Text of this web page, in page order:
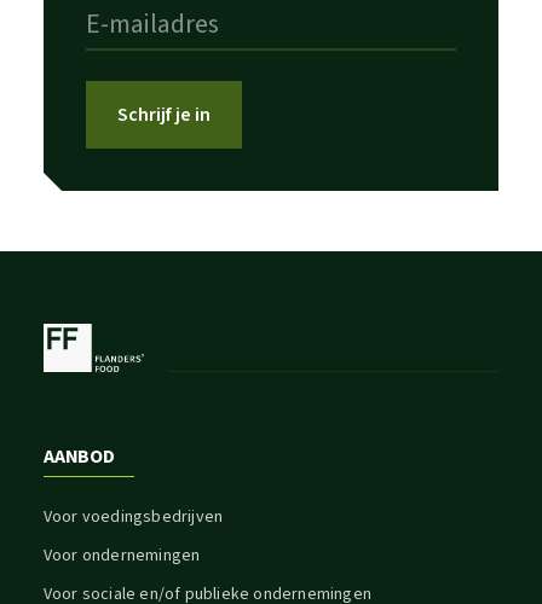
Schrijf je in
AANBOD
Voor voedingsbedrijven
Voor ondernemingen
Voor sociale en/of publieke ondernemingen